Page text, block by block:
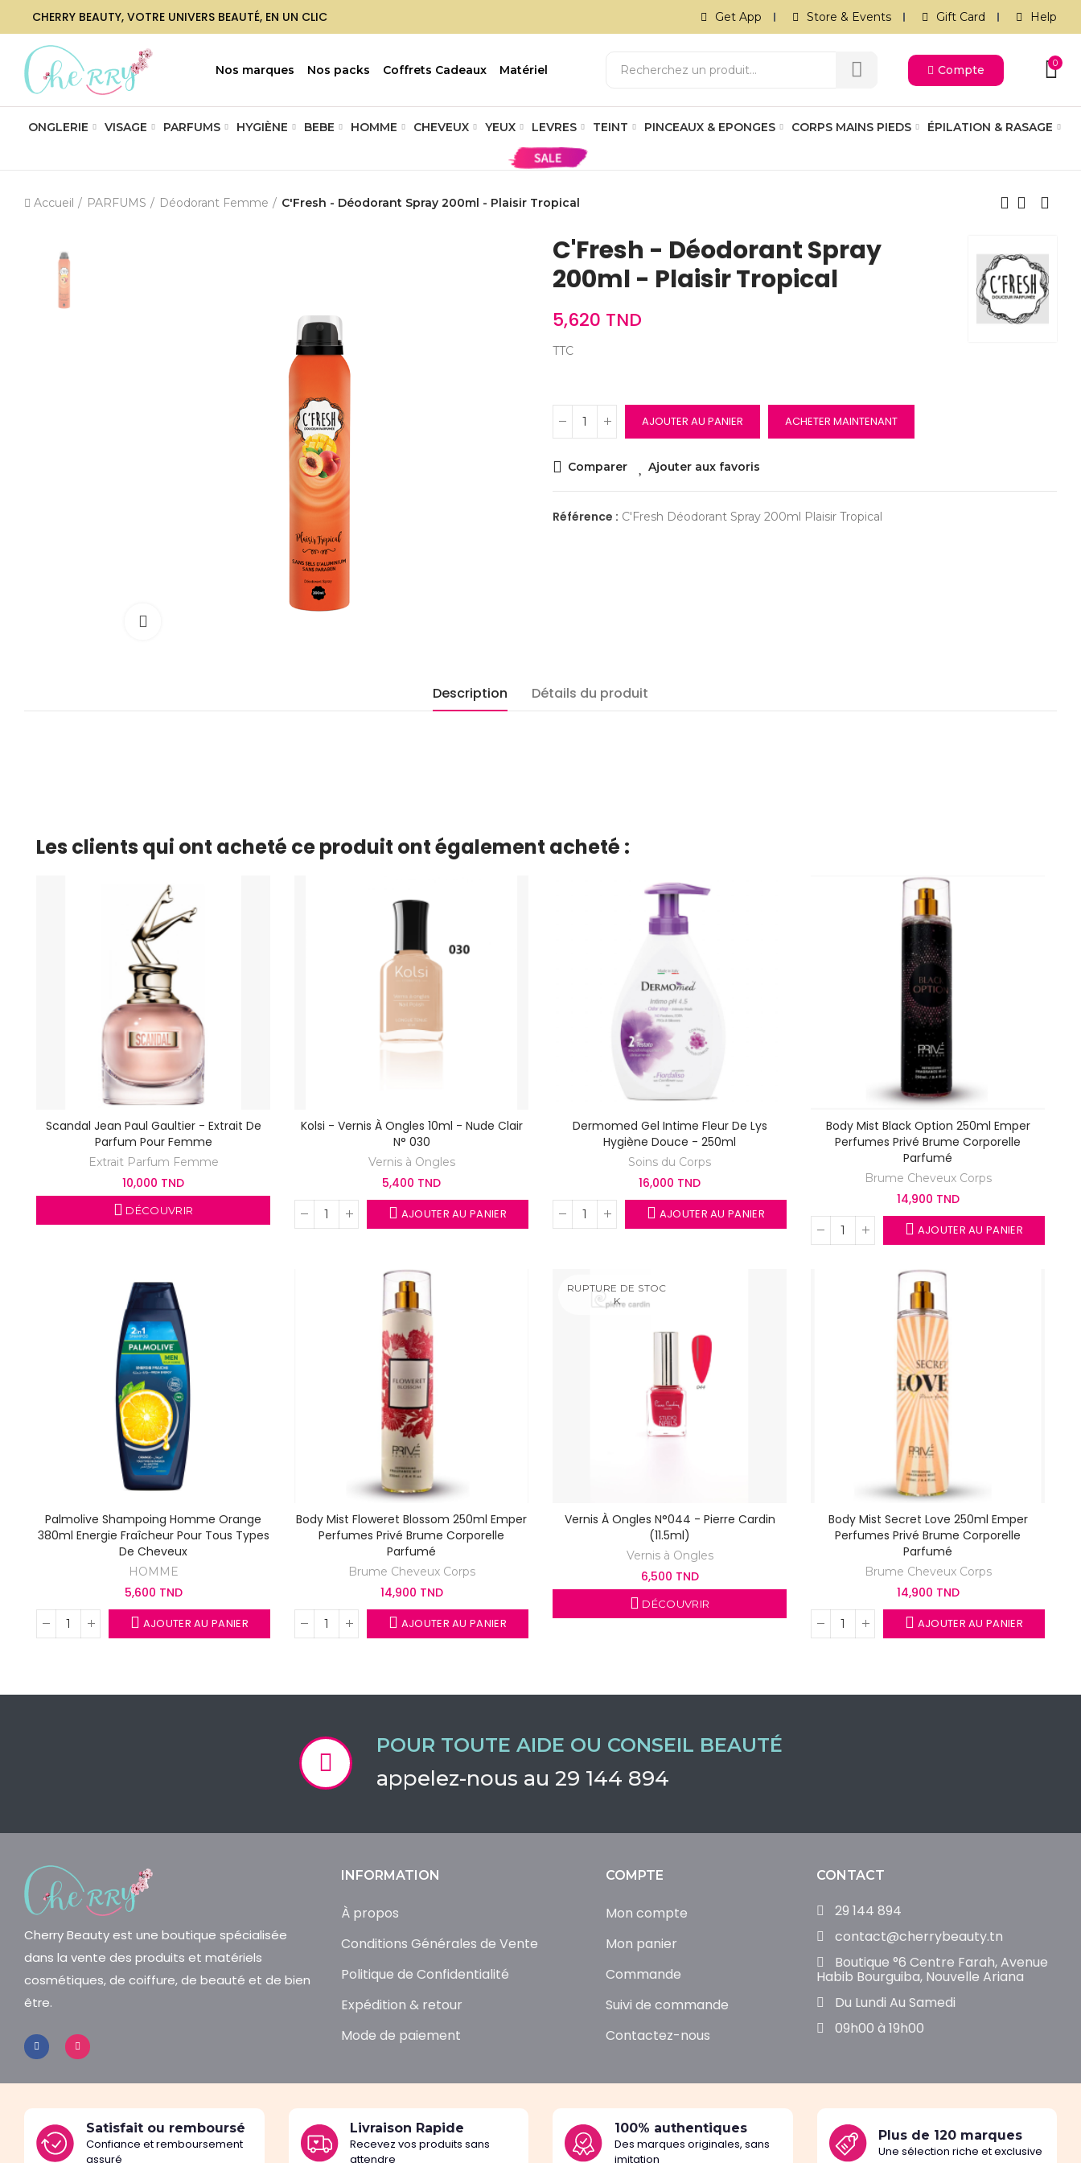
CHERRY BEAUTY, VOTRE UNIVERS BEAUTÉ, EN UN CLIC Get App Store & Events Gift Card Help
Nos marques Nos packs Coffrets Cadeaux Matériel Compte
0
ONGLERIE VISAGE PARFUMS HYGIÈNE BEBE HOMME CHEVEUX YEUX LEVRES TEINT PINCEAUX & EPONGES CORPS MAINS PIEDS ÉPILATION & RASAGE
Accueil PARFUMS Déodorant Femme C'Fresh - Déodorant Spray 200ml - Plaisir Tropical
C'Fresh - Déodorant Spray
200ml - Plaisir Tropical
5,620 TND
TTC
AJOUTER AU PANIER ACHETER MAINTENANT
Comparer Ajouter aux favoris
Référence : C'Fresh Déodorant Spray 200ml Plaisir Tropical
Description Détails du produit
Les clients qui ont acheté ce produit ont également acheté :
Scandal Jean Paul Gaultier - Extrait De
Parfum Pour Femme
Extrait Parfum Femme
10,000 TND
DÉCOUVRIR
Kolsi - Vernis À Ongles 10ml - Nude Clair
N° 030
Vernis à Ongles
5,400 TND
AJOUTER AU PANIER
Dermomed Gel Intime Fleur De Lys
Hygiène Douce - 250ml
Soins du Corps
16,000 TND
AJOUTER AU PANIER
Body Mist Black Option 250ml Emper
Perfumes Privé Brume Corporelle
Parfumé
Brume Cheveux Corps
14,900 TND
AJOUTER AU PANIER
Palmolive Shampoing Homme Orange
380ml Energie Fraîcheur Pour Tous Types
De Cheveux
HOMME
5,600 TND
AJOUTER AU PANIER
Body Mist Floweret Blossom 250ml Emper
Perfumes Privé Brume Corporelle
Parfumé
Brume Cheveux Corps
14,900 TND
AJOUTER AU PANIER
RUPTURE DE STOC
K
Vernis À Ongles N°044 - Pierre Cardin
(11.5ml)
Vernis à Ongles
6,500 TND
DÉCOUVRIR
Body Mist Secret Love 250ml Emper
Perfumes Privé Brume Corporelle
Parfumé
Brume Cheveux Corps
14,900 TND
AJOUTER AU PANIER
POUR TOUTE AIDE OU CONSEIL BEAUTÉ
appelez-nous au 29 144 894
Cherry Beauty est une boutique spécialisée
dans la vente des produits et matériels
cosmétiques, de coiffure, de beauté et de bien
être.
INFORMATION
À propos
Conditions Générales de Vente
Politique de Confidentialité
Expédition & retour
Mode de paiement
COMPTE
Mon compte
Mon panier
Commande
Suivi de commande
Contactez-nous
CONTACT
29 144 894
contact@cherrybeauty.tn
Boutique °6 Centre Farah, Avenue
Habib Bourguiba, Nouvelle Ariana
Du Lundi Au Samedi
09h00 à 19h00
Satisfait ou remboursé
Confiance et remboursement
assuré
Livraison Rapide
Recevez vos produits sans
attendre
100% authentiques
Des marques originales, sans
imitation
Plus de 120 marques
Une sélection riche et exclusive